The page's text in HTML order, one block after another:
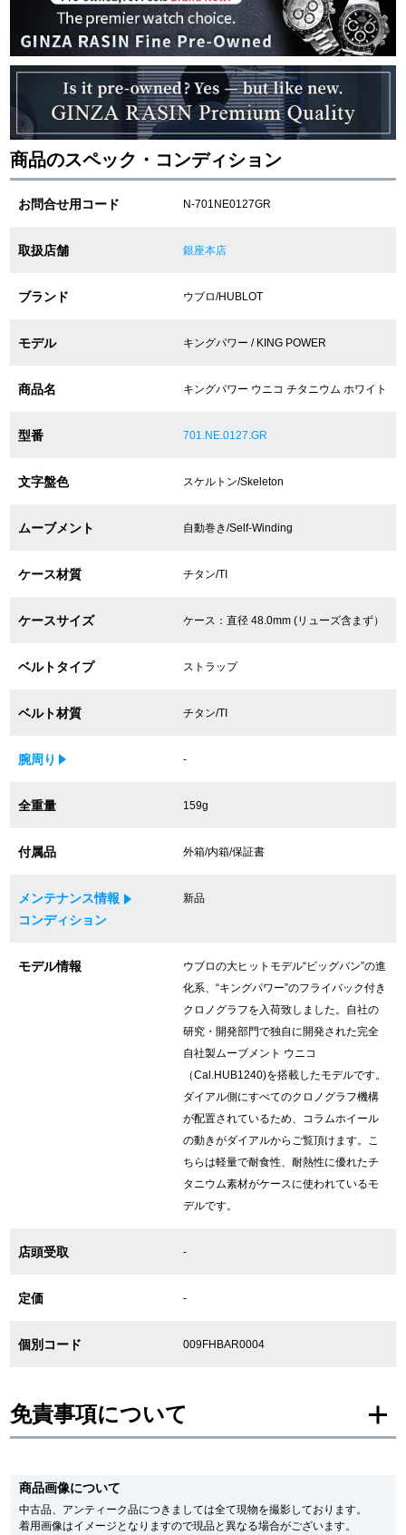
詳細検索はこちら
ご利用ガイド
GINZA RASINのプレミアムクオリティについて
送料・お支払方法
ショッピングローンの流れ
よくある質問
お問い合わせ
店舗受け取りサービス
店舗取り寄せサービス
買取・下取りはこちら
修理・メンテナンスをご希望の方
修理・メンテンナンスについて
GINZA RASINについて
求人情報
銀座中央通り店 銀座本店
商品画像について
中古品、アンティーク品につきましては全て現物を撮影しております。
着用画像はイメージとなりますので現品と異なる場合がございます。
商品のスペック・コンディション
お問合せ用コード N-701NE0127GR
取扱店舗 銀座本店
ブランド ウブロ/HUBLOT
モデル キングパワー / KING POWER
商品名 キングパワー ウニコ チタニウム ホワイト
型番 701.NE.0127.GR
文字盤色 スケルトン/Skeleton
ムーブメント 自動巻き/Self-Winding
ケース材質 チタン/TI
ケースサイズ ケース：直径 48.0mm (リューズ含まず）
ベルトタイプ ストラップ
ベルト材質 チタン/TI
腕周り -
全重量 159g
付属品 外箱/内箱/保証書
メンテナンス情報
コンディション
新品
モデル情報
ウブロの大ヒットモデル“ビッグバン”の進
化系、“キングパワー”のフライバック付き
クロノグラフを入荷致しました。自社の
研究・開発部門で独自に開発された完全
自社製ムーブメント ウニコ
（Cal.HUB1240)を搭載したモデルです。
ダイアル側にすべてのクロノグラフ機構
が配置されているため、コラムホイール
の動きがダイアルからご覧頂けます。こ
ちらは軽量で耐食性、耐熱性に優れたチ
タニウム素材がケースに使われているモ
デルです。
店頭受取 -
定価 -
個別コード 009FHBAR0004
免責事項について
メーカー保護シールの有無に個体差がございますのでご了承下さいませ。
また、メーカーにてマイナーチェンジがなされる場合がございますが、在庫品
の仕様で販売させていただきますので予めご了承の程お願いいたします。
尚、中古品、アンティーク品につきましては現品を撮影しております。